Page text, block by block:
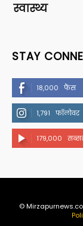
स्वास्थ्य
STAY
18,000 फैंस
1,791 फॉलोवर
179,000
©